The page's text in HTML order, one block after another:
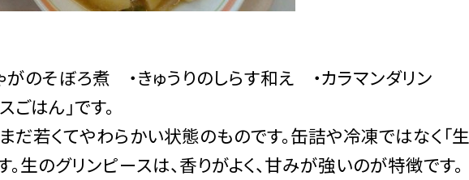
がのそぼろ煮 ・きゅうりのしらす和え ・カラマンダリン
はん」です。
だ若くてやわらかい状態のものです。缶詰や冷凍ではなく「生
。生のグリンピースは、香りがよく、甘みが強いのが特徴です。